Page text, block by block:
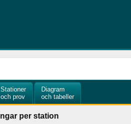
Stationer
och prov
Diagram
och tabeller
per station